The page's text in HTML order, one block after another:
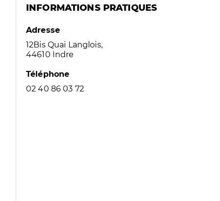
INFORMATIONS PRATIQUES
Adresse
12Bis Quai Langlois,
44610 Indre
Téléphone
02 40 86 03 72